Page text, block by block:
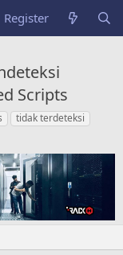
Register
Scripts
tidak terdeteksi